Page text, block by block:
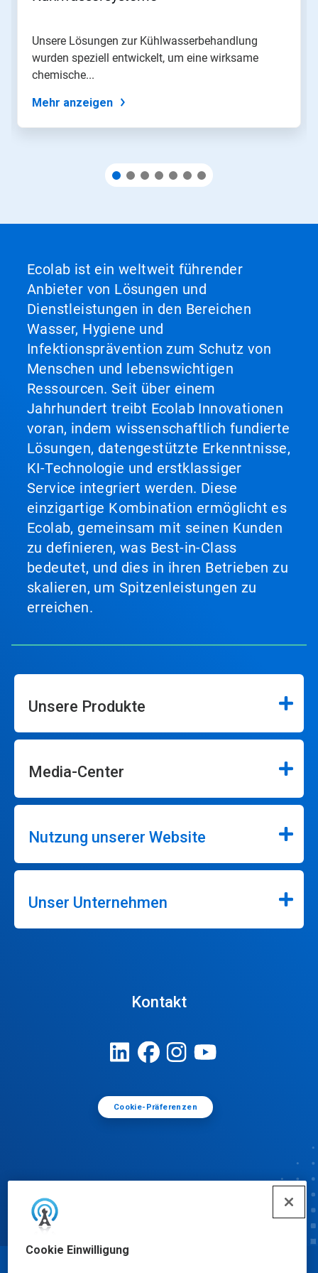
Cookie Einwilligung
Punkten
einer
Unsere Lösungen zur Kühlwasserbehandlung
wurden speziell entwickelt, um eine wirksame
chemische...
Mehr anzeigen
Ecolab ist ein weltweit führender
Anbieter von Lösungen und
Dienstleistungen in den Bereichen
Wasser, Hygiene und
Infektionsprävention zum Schutz von
Menschen und lebenswichtigen
Ressourcen. Seit über einem
Jahrhundert treibt Ecolab Innovationen
voran, indem wissenschaftlich fundierte
Lösungen, datengestützte Erkenntnisse,
KI-Technologie und erstklassiger
Service integriert werden. Diese
einzigartige Kombination ermöglicht es
Ecolab, gemeinsam mit seinen Kunden
zu definieren, was Best-in-Class
bedeutet, und dies in ihren Betrieben zu
skalieren, um Spitzenleistungen zu
erreichen.
Unsere Produkte
Media-Center
Nutzung unserer Website
Unser Unternehmen
Kontakt
Cookie-Präferenzen